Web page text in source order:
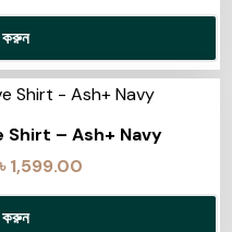
করুন
Shirt – Ash+ Navy
৳1,599.00
করুন